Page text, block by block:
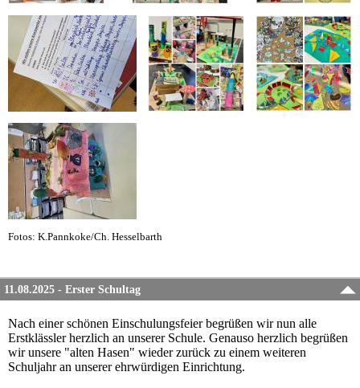
Fotos: K.Pannkoke/Ch. Hesselbarth
11.08.2025 - Erster Schultag
Nach einer schönen Einschulungsfeier begrüßen wir nun alle
Erstklässler herzlich an unserer Schule. Genauso herzlich begrüßen
wir unsere "alten Hasen" wieder zurück zu einem weiteren
Schuljahr an unserer ehrwürdigen Einrichtung.